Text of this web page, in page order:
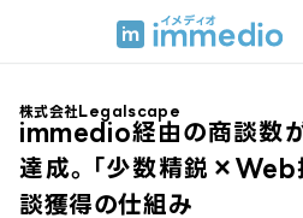
株式会社Legalscape
immedio経由の商談数
達成。「少数精鋭×Web
談獲得の仕組み